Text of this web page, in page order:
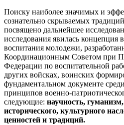
Поиску наиболее значимых и
сознательно скрываемых
посвящено дальнейшее
исследования явилась концепция
воспитания молодежи,
Координационным Советом при
Федерации по воспитательной
других войсках, воинских
фундаментальном документе
принципов военно-
следующие: научность,
исторического, культурного
ценностей и традиций.